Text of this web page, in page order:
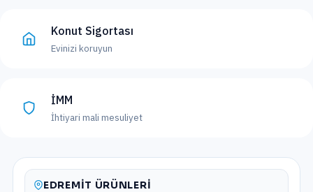
Konut Sigortası
Evinizi koruyun
İMM
İhtiyari mali mesuliyet
EDREMIT ÜRÜNLERI